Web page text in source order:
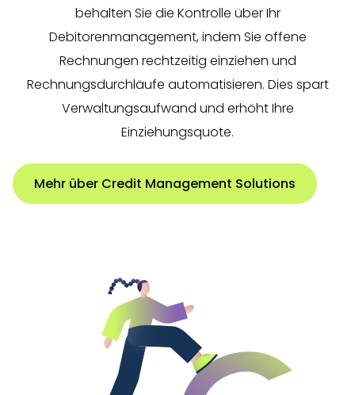
behalten Sie die Kontrolle über Ihr
Debitorenmanagement, indem Sie offene
Rechnungen rechtzeitig einziehen und
Rechnungsdurchläufe automatisieren. Dies spart
Verwaltungsaufwand und erhöht Ihre
Einziehungsquote.
Mehr über Credit Management Solutions